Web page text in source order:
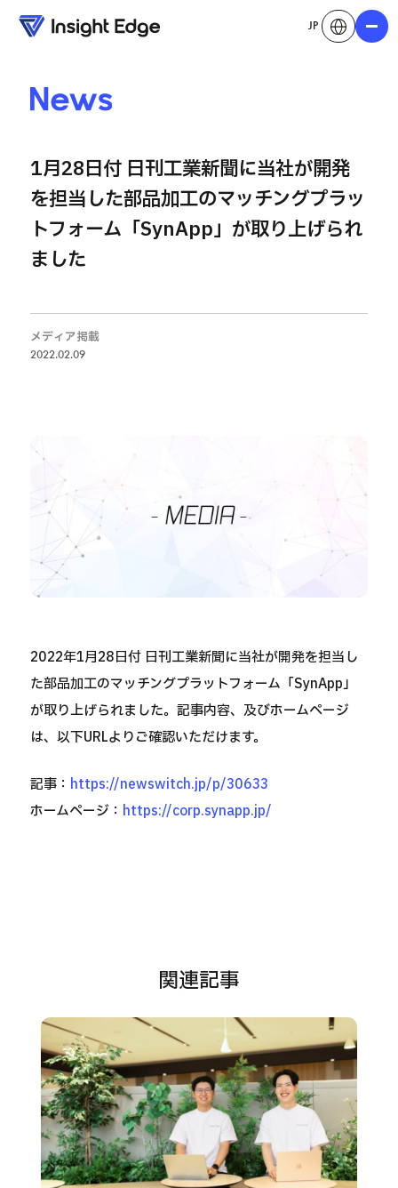
JP メニュ
News
1月28日付 日刊工業新聞に当社が開発
を担当した部品加工のマッチングプラッ
トフォーム「SynApp」が取り上げられ
ました
メディア掲載
2022.02.09
2022年1月28日付 日刊工業新聞に当社が開発を担当し
た部品加工のマッチングプラットフォーム「SynApp」
が取り上げられました。記事内容、及びホームページ
は、以下URLよりご確認いただけます。
記事： https://newswitch.jp/p/30633
ホームページ： https://corp.synapp.jp/
関連記事